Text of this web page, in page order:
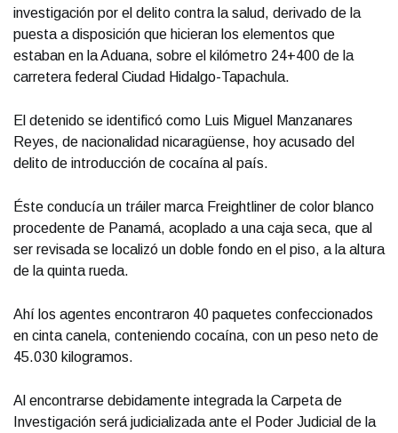
investigación por el delito contra la salud, derivado de la
puesta a disposición que hicieran los elementos que
estaban en la Aduana, sobre el kilómetro 24+400 de la
carretera federal Ciudad Hidalgo-Tapachula.
El detenido se identificó como Luis Miguel Manzanares
Reyes, de nacionalidad nicaragüense, hoy acusado del
delito de introducción de cocaína al país.
Éste conducía un tráiler marca Freightliner de color blanco
procedente de Panamá, acoplado a una caja seca, que al
ser revisada se localizó un doble fondo en el piso, a la altura
de la quinta rueda.
Ahí los agentes encontraron 40 paquetes confeccionados
en cinta canela, conteniendo cocaína, con un peso neto de
45.030 kilogramos.
Al encontrarse debidamente integrada la Carpeta de
Investigación será judicializada ante el Poder Judicial de la